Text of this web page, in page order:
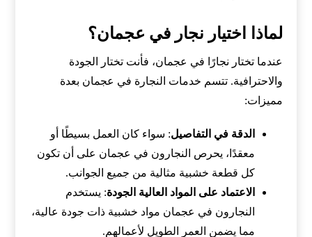
لماذا اختيار نجار في عجمان؟
عندما تختار نجارًا في عجمان، فأنت تختار الجودة
والاحترافية. تتسم خدمات النجارة في عجمان بعدة
مميزات:
الدقة في التفاصيل: سواء كان العمل بسيطًا أو
معقدًا، يحرص النجارون في عجمان على أن تكون
كل قطعة خشبية مثالية من جميع الجوانب.
الاعتماد على المواد العالية الجودة: يستخدم
النجارون في عجمان مواد خشبية ذات جودة عالية،
مما يضمن العمر الطويل لأعمالهم.